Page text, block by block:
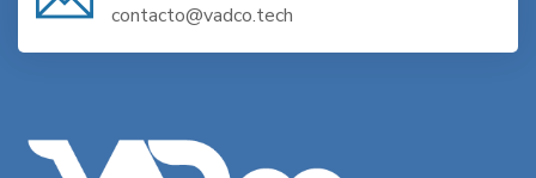
contacto@vadco.tech